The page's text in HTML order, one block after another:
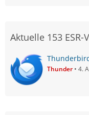
Aktuelle 153 ESR-
Thunder 4.